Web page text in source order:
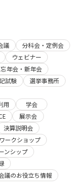
議
分科会・定例会
ウェビナー
忘年会・新年会
試験
選挙事務所
用
学会
展示会
決算説明会
ワークショップ
ンシップ
議のお役立ち情報